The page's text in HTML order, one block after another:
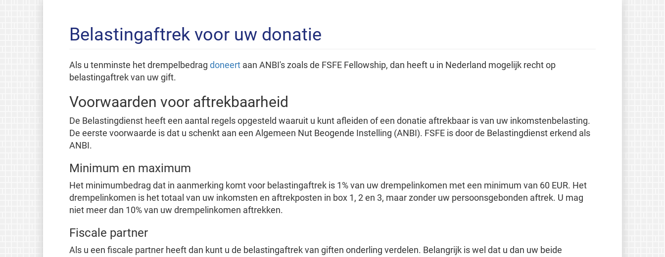
Belastingaftrek voor uw donatie
Als u tenminste het drempelbedrag doneertaan ANBI's zoals de FSFE Fellowship, dan heeft u in Nederland mogelijk recht op
belastingaftrek van uw gift.
Voorwaarden voor aftrekbaarheid
De Belastingdienst heeft een aantal regels opgesteld waaruit u kunt afleiden of een donatie aftrekbaar is van uw inkomstenbelasting.
De eerste voorwaarde is dat u schenkt aan een Algemeen Nut Beogende Instelling (ANBI). FSFE is door de Belastingdienst erkend als
ANBI.
Minimum en maximum
Het minimumbedrag dat in aanmerking komt voor belastingaftrek is 1% van uw drempelinkomen met een minimum van 60 EUR. Het
drempelinkomen is het totaal van uw inkomsten en aftrekposten in box 1, 2 en 3, maar zonder uw persoonsgebonden aftrek. U mag
niet meer dan 10% van uw drempelinkomen aftrekken.
Fiscale partner
Als u een fiscale partner heeft dan kunt u de belastingaftrek van giften onderling verdelen. Belangrijk is wel dat u dan uw beide